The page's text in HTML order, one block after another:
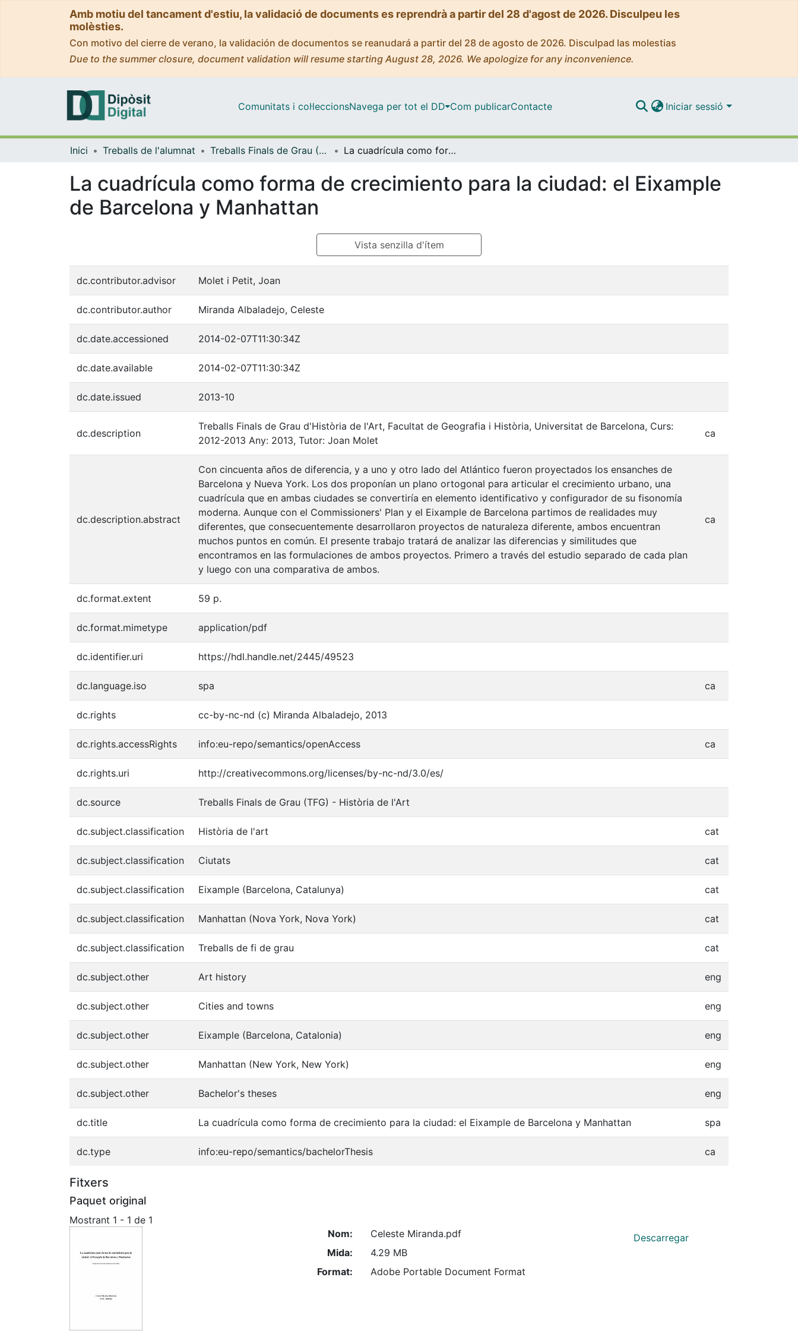
Amb motiu del tancament d'estiu, la validació de documents es reprendrà a partir del 28 d'agost de 2026. Disculpeu les
molèsties.
Con motivo del cierre de verano, la validación de documentos se reanudará a partir del 28 de agosto de 2026. Disculpad las molestias
Due to the summer closure, document validation will resume starting August 28, 2026. We apologize for any inconvenience.
Comunitats i col·leccionsNavega per tot el DD Com publicarContacte Iniciar sessió
Inici Treballs de l'alumnat Treballs Finals de Grau (TFG) - Història de l'Art La cuadrícula como forma de crecimiento para la ciudad: el Eixample de Barcelona y Manhattan
La cuadrícula como forma de crecimiento para la ciudad: el Eixample
de Barcelona y Manhattan
Vista senzilla d'ítem
dc.contributor.advisor Molet i Petit, Joan
dc.contributor.author Miranda Albaladejo, Celeste
dc.date.accessioned 2014-02-07T11:30:34Z
dc.date.available 2014-02-07T11:30:34Z
dc.date.issued 2013-10
dc.description
Treballs Finals de Grau d'Història de l'Art, Facultat de Geografia i Història, Universitat de Barcelona, Curs:
2012-2013 Any: 2013, Tutor: Joan Molet
ca
dc.description.abstract
Con cincuenta años de diferencia, y a uno y otro lado del Atlántico fueron proyectados los ensanches de
Barcelona y Nueva York. Los dos proponían un plano ortogonal para articular el crecimiento urbano, una
cuadrícula que en ambas ciudades se convertiría en elemento identificativo y configurador de su fisonomía
moderna. Aunque con el Commissioners' Plan y el Eixample de Barcelona partimos de realidades muy
diferentes, que consecuentemente desarrollaron proyectos de naturaleza diferente, ambos encuentran
muchos puntos en común. El presente trabajo tratará de analizar las diferencias y similitudes que
encontramos en las formulaciones de ambos proyectos. Primero a través del estudio separado de cada plan
y luego con una comparativa de ambos.
ca
dc.format.extent 59 p.
dc.format.mimetype application/pdf
dc.identifier.uri https://hdl.handle.net/2445/49523
dc.language.iso spa ca
dc.rights cc-by-nc-nd (c) Miranda Albaladejo, 2013
dc.rights.accessRights info:eu-repo/semantics/openAccess ca
dc.rights.uri http://creativecommons.org/licenses/by-nc-nd/3.0/es/
dc.source Treballs Finals de Grau (TFG) - Història de l'Art
dc.subject.classification Història de l'art cat
dc.subject.classification Ciutats cat
dc.subject.classification Eixample (Barcelona, Catalunya) cat
dc.subject.classification Manhattan (Nova York, Nova York) cat
dc.subject.classification Treballs de fi de grau cat
dc.subject.other Art history eng
dc.subject.other Cities and towns eng
dc.subject.other Eixample (Barcelona, Catalonia) eng
dc.subject.other Manhattan (New York, New York) eng
dc.subject.other Bachelor's theses eng
dc.title La cuadrícula como forma de crecimiento para la ciudad: el Eixample de Barcelona y Manhattan spa
dc.type info:eu-repo/semantics/bachelorThesis ca
Fitxers
Paquet original
Mostrant 1 - 1 de 1
Nom:
Celeste Miranda.pdf
Mida:
4.29 MB
Format:
Adobe Portable Document Format
Descarregar